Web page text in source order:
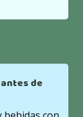
de